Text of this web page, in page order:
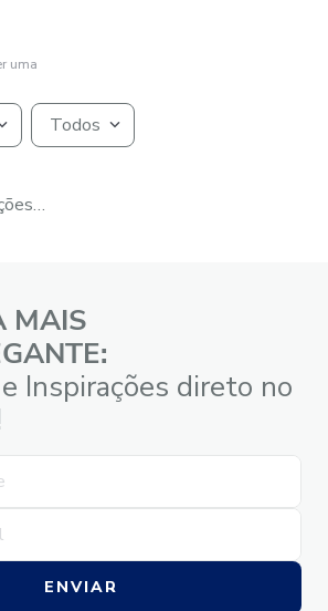
uma
Todos
MAIS
Inspirações direto no
ENVIAR